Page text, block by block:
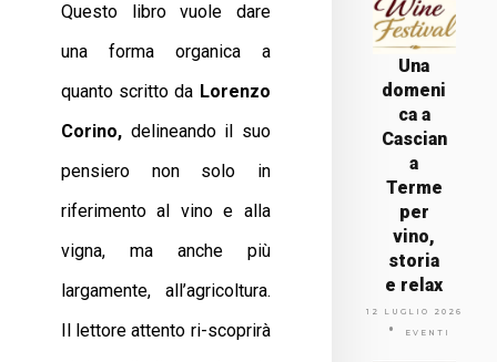
Questo libro vuole dare
una forma organica a
quanto scritto da Lorenzo
Corino, delineando il suo
pensiero non solo in
riferimento al vino e alla
vigna, ma anche più
largamente, all’agricoltura.
Il lettore attento ri-scoprirà
Una
domeni
ca a
Cascian
a
Terme
per
vino,
storia
e relax
12 LUGLIO 2026
EVENTI